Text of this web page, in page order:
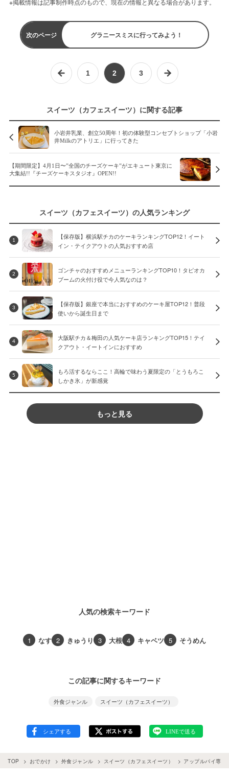
※掲載情報は記事制作時点のもので、現在の情報と異なる場合があります。
次のページ グラニースミスに行ってみよう！
1 2 3
スイーツ（カフェスイーツ）に関する記事
小岩井乳業、創立50周年！初の体験型コンセプトショップ「小岩
井Milkのアトリエ」に行ってきた
【期間限定】4月1日〜”全国のチーズケーキ”がエキュート東京に
大集結!!『チーズケーキスタジオ』OPEN!!
スイーツ（カフェスイーツ）の人気ランキング
1
【保存版】横浜駅チカのケーキランキングTOP12！イート
イン・テイクアウトの人気おすすめ店
2
ゴンチャのおすすめメニューランキングTOP10！タピオカ
ブームの火付け役で今人気なのは？
3
【保存版】銀座で本当におすすめのケーキ屋TOP12！普段
使いから誕生日まで
4
大阪駅チカ＆梅田の人気ケーキ店ランキングTOP15！テイ
クアウト・イートインにおすすめ
5
もろ活するならここ！高輪で味わう夏限定の「とうもろこ
しかき氷」が新感覚
もっと見る
人気の検索キーワード
1 なす 2 きゅうり 3 大根 4 キャベツ 5 そうめん
この記事に関するキーワード
外食ジャンル スイーツ（カフェスイーツ）
TOP おでかけ 外食ジャンル スイーツ（カフェスイーツ） アップルパイ専門